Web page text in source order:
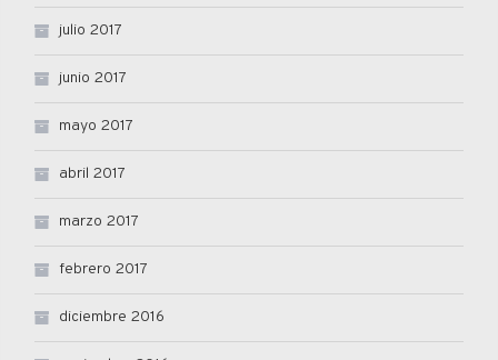
julio 2017
junio 2017
mayo 2017
abril 2017
marzo 2017
febrero 2017
diciembre 2016